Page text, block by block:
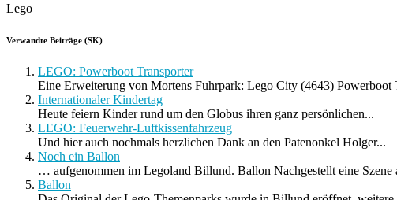
Lego
Verwandte Beiträge (SK)
LEGO: Powerboot Transporter
Eine Erweiterung von Mortens Fuhrpark: Lego City (4643) Powerboot
Internationaler Kindertag
Heute feiern Kinder rund um den Globus ihren ganz persönlichen...
LEGO: Feuerwehr-Luftkissenfahrzeug
Und hier auch nochmals herzlichen Dank an den Patenonkel Holger...
Noch ein Ballon
… aufgenommen im Legoland Billund. Ballon Nachgestellt eine Szene
Ballon